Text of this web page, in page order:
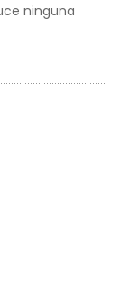
ninguna